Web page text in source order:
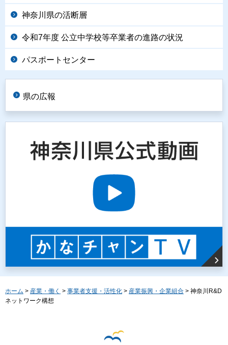
神奈川県の活断層
令和7年度 公立中学校等卒業者の進路の状況
パスポートセンター
県の広報
ホーム > 産業・働く > 事業者支援・活性化 > 産業振興・企業組合 > 神奈川R&D
ネットワーク構想